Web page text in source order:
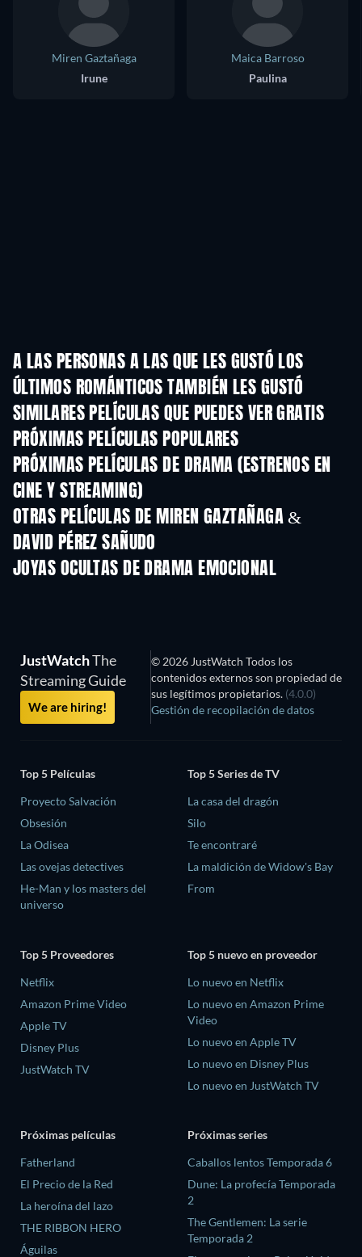
Miren Gaztañaga
Irune
Maica Barroso
Paulina
A LAS PERSONAS A LAS QUE LES GUSTÓ LOS
ÚLTIMOS ROMÁNTICOS TAMBIÉN LES GUSTÓ
SIMILARES PELÍCULAS QUE PUEDES VER GRATIS
PRÓXIMAS PELÍCULAS POPULARES
PRÓXIMAS PELÍCULAS DE DRAMA (ESTRENOS EN
CINE Y STREAMING)
OTRAS PELÍCULAS DE MIREN GAZTAÑAGA &
DAVID PÉREZ SAÑUDO
JOYAS OCULTAS DE DRAMA EMOCIONAL
JustWatchThe
Streaming Guide
We are hiring!
© 2026 JustWatch Todos los
contenidos externos son propiedad de
sus legítimos propietarios. (4.0.0)
Gestión de recopilación de datos
Top 5 Películas
Proyecto Salvación
Obsesión
La Odisea
Las ovejas detectives
He-Man y los masters del
universo
Top 5 Series de TV
La casa del dragón
Silo
Te encontraré
La maldición de Widow's Bay
From
Top 5 Proveedores
Netflix
Amazon Prime Video
Apple TV
Disney Plus
JustWatch TV
Top 5 nuevo en proveedor
Lo nuevo en Netflix
Lo nuevo en Amazon Prime
Video
Lo nuevo en Apple TV
Lo nuevo en Disney Plus
Lo nuevo en JustWatch TV
Próximas películas
Fatherland
El Precio de la Red
La heroína del lazo
THE RIBBON HERO
Águilas
Próximas series
Caballos lentos Temporada 6
Dune: La profecía Temporada
2
The Gentlemen: La serie
Temporada 2